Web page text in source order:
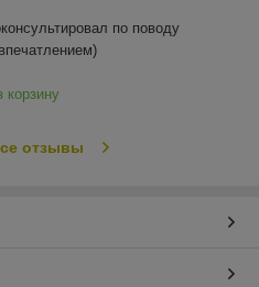
по поводу
корзину
отзывы